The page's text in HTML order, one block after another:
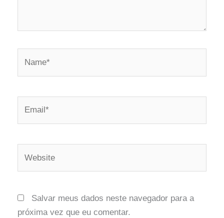
Salvar meus dados neste navegador para a
próxima vez que eu comentar.